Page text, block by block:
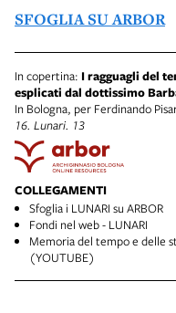
SFOGLIA SU ARBOR
In copertina: I ragguagli del
esplicati dal dottissimo
In Bologna, per Ferdinando
16. Lunari. 13
COLLEGAMENTI
Sfoglia i LUNARI su ARBOR
Fondi nel web - LUNARI
Memoria del tempo e delle
(YOUTUBE)